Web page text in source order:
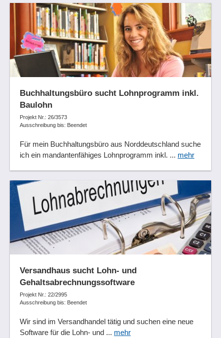
Buchhaltungsbüro sucht Lohnprogramm inkl.
Baulohn
Projekt Nr.: 26/3573
Ausschreibung bis: Beendet
Für mein Buchhaltungsbüro aus Norddeutschland suche
ich ein mandantenfähiges Lohnprogramm inkl. ... mehr
Versandhaus sucht Lohn- und
Gehaltsabrechnungssoftware
Projekt Nr.: 22/2995
Ausschreibung bis: Beendet
Wir sind im Versandhandel tätig und suchen eine neue
Software für die Lohn- und ... mehr